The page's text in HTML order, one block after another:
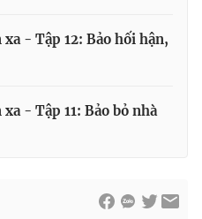
- Tập 12: Bảo hối hận,
- Tập 11: Bảo bỏ nhà